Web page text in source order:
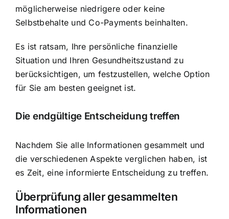
möglicherweise niedrigere oder keine
Selbstbehalte und Co-Payments beinhalten.
Es ist ratsam, Ihre persönliche finanzielle
Situation und Ihren Gesundheitszustand zu
berücksichtigen, um festzustellen, welche Option
für Sie am besten geeignet ist.
Die endgültige Entscheidung treffen
Nachdem Sie alle Informationen gesammelt und
die verschiedenen Aspekte verglichen haben, ist
es Zeit, eine informierte Entscheidung zu treffen.
Überprüfung aller gesammelten
Informationen